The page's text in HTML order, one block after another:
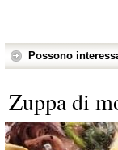
Possono
Zuppa di